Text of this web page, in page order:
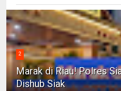
2
Marak di Riau! Polres
Dishub Siak